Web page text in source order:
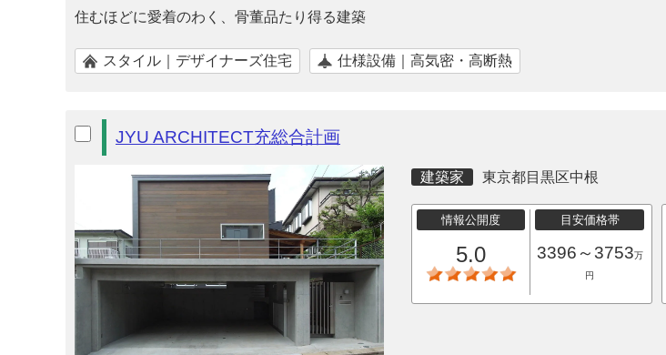
住むほどに愛着のわく、骨董品たり得る建築
スタイル｜デザイナーズ住宅 仕様設備｜高気密・高断熱
JYU ARCHITECT充総合計画
建築家 東京都目黒区中根
情報公開度
5.0
目安価格帯
3396～3753万
円